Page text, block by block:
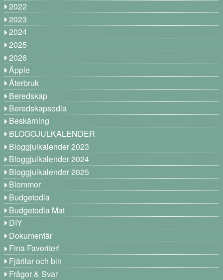
2022
2023
2024
2025
2026
Äpple
Återbruk
Beredskap
Beredskapsodla
Beskärning
BLOGGJULKALENDER
Bloggjulkalender 2023
Bloggjulkalender 2024
Bloggjulkalender 2025
Blommor
Budgetodla
Budgetodla Mat
DIY
Dokumentär
Fina Favoriter!
Fjärilar och bin
Frågor & Svar